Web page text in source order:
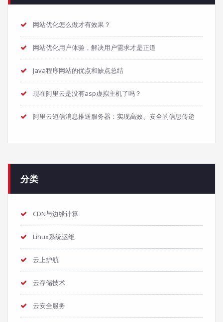
网站优化怎么做才有效果？
网站优化用户体验，解决用户需求才是正道
Java程序网站的优点和缺点总结
现在阿里云是没有asp虚拟主机了吗？
阿里云短信消息推送服务器：实现高效、安全的信息传递
分类
CDN与边缘计算
Linux系统运维
云上护航
云存储技术
云安全服务